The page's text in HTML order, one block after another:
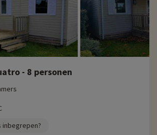
- 8 personen
inbegrepen?